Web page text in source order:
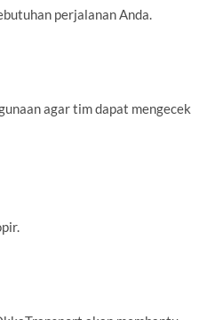
perjalanan Anda.
agar tim dapat mengecek